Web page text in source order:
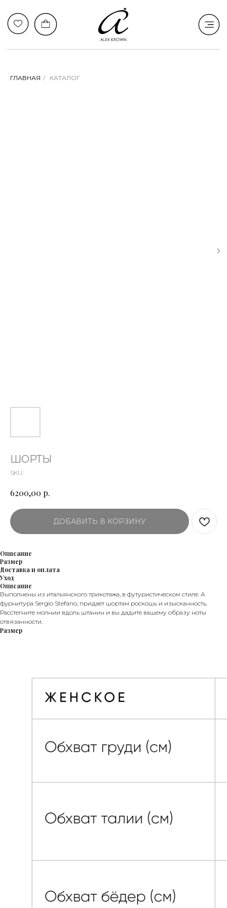
ГЛАВНАЯ / КАТАЛОГ
ШОРТЫ
SKU:
6200,00 р.
ДОБАВИТЬ В КОРЗИНУ
Описание
Размер
Доставка и оплата
Уход
Описание
Выполнены из итальянского трикотажа, в футуристическом стиле. А
фурнитура Sergio Stefano, придает шортам роскошь и изысканность.
Расстегните молнии вдоль штанин и вы дадите вашему образу ноты
отвязанности.
Размер